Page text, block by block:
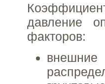
давление
факторов: